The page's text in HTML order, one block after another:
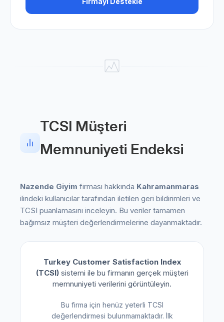
TCSI Müşteri
Memnuniyeti Endeksi
Nazende Giyim firması hakkında Kahramanmaras
ilindeki kullanıcılar tarafından iletilen geri bildirimleri ve
TCSI puanlamasını inceleyin. Bu veriler tamamen
bağımsız müşteri değerlendirmelerine dayanmaktadır.
Turkey Customer Satisfaction Index
(TCSI)sistemi ile bu firmanın gerçek müşteri
memnuniyeti verilerini görüntüleyin.
Bu firma için henüz yeterli TCSI
değerlendirmesi bulunmamaktadır. İlk